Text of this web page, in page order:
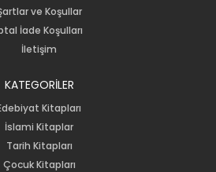
ve Koşullar
İade Koşulları
İletişim
KATEGORİLER
Kitapları
İslami Kitaplar
Tarih Kitapları
Çocuk Kitapları